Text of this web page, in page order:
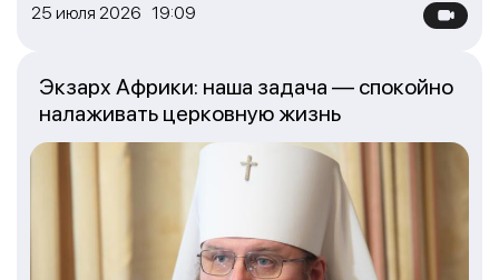
25 июля 2026 19:09
Экзарх Африки: наша задача — спокойно
налаживать церковную жизнь